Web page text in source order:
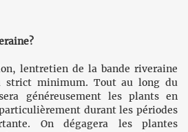
lentretien de la bande riveraine
strict minimum. Tout au long du
généreusement les plants en
durant les périodes
On dégagera les plantes